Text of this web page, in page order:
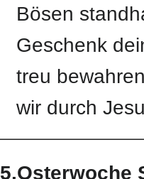
Bösen
Geschenk
treu
wir durch
5.Osterwoche